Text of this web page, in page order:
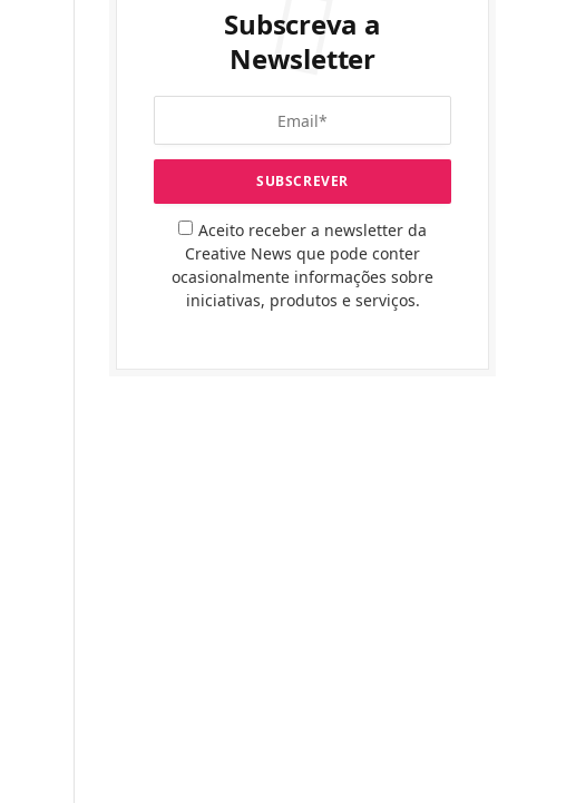
Subscreva a
Newsletter
Aceito receber a newsletter da
Creative News que pode conter
ocasionalmente informações sobre
iniciativas, produtos e serviços.